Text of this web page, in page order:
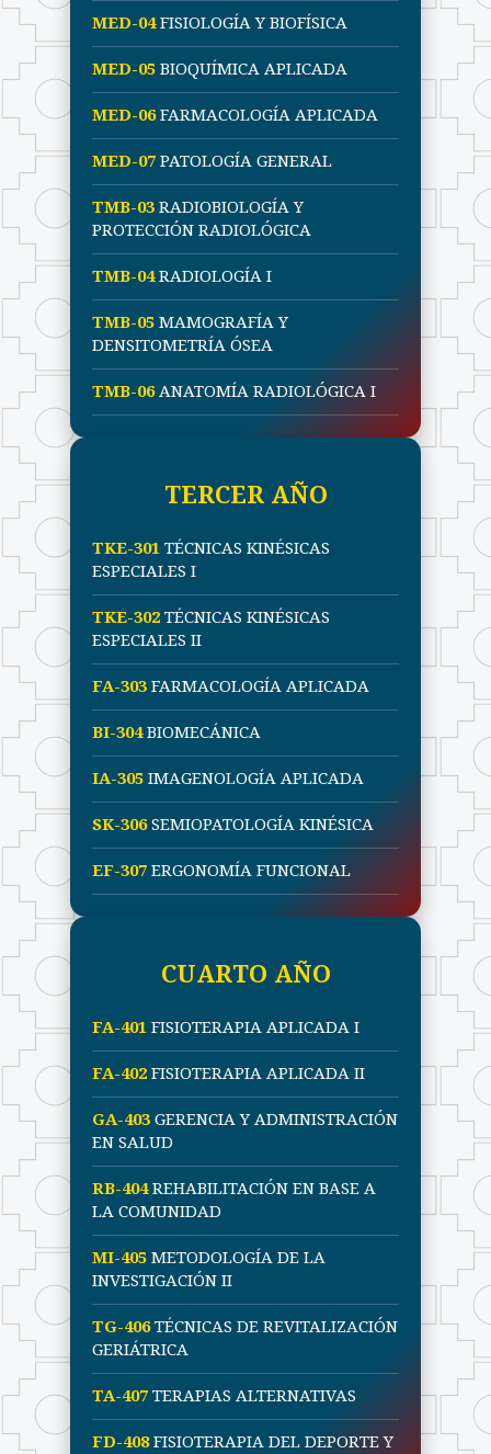
MED-04FISIOLOGÍA Y BIOFÍSICA
MED-05 BIOQUÍMICA APLICADA
MED-06FARMACOLOGÍA APLICADA
MED-07 PATOLOGÍA GENERAL
TMB-03 RADIOBIOLOGÍA Y
PROTECCIÓN RADIOLÓGICA
TMB-04RADIOLOGÍA I
TMB-05 MAMOGRAFÍA Y
DENSITOMETRÍA ÓSEA
TMB-06ANATOMÍA RADIOLÓGICA I
TERCER AÑO
TKE-301 TÉCNICAS KINÉSICAS
ESPECIALES I
TKE-302 TÉCNICAS KINÉSICAS
ESPECIALES II
FA-303 FARMACOLOGÍA APLICADA
BI-304BIOMECÁNICA
IA-305 IMAGENOLOGÍA APLICADA
SK-306SEMIOPATOLOGÍA KINÉSICA
EF-307 ERGONOMÍA FUNCIONAL
CUARTO AÑO
FA-401 FISIOTERAPIA APLICADA I
FA-402 FISIOTERAPIA APLICADA II
GA-403 GERENCIA Y ADMINISTRACIÓN
EN SALUD
RB-404REHABILITACIÓN EN BASE A
LA COMUNIDAD
MI-405 METODOLOGÍA DE LA
INVESTIGACIÓN II
TG-406TÉCNICAS DE REVITALIZACIÓN
GERIÁTRICA
TA-407 TERAPIAS ALTERNATIVAS
FD-408FISIOTERAPIA DEL DEPORTE Y